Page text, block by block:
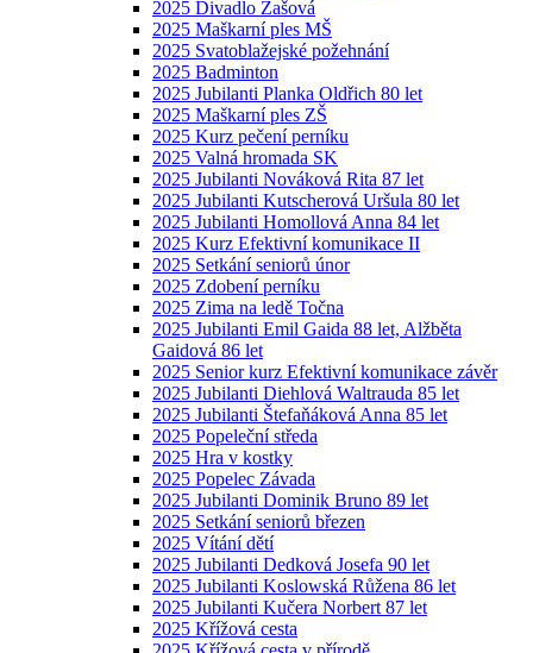
2025 Divadlo Zašová
2025 Maškarní ples MŠ
2025 Svatoblažejské požehnání
2025 Badminton
2025 Jubilanti Planka Oldřich 80 let
2025 Maškarní ples ZŠ
2025 Kurz pečení perníku
2025 Valná hromada SK
2025 Jubilanti Nováková Rita 87 let
2025 Jubilanti Kutscherová Uršula 80 let
2025 Jubilanti Homollová Anna 84 let
2025 Kurz Efektivní komunikace II
2025 Setkání seniorů únor
2025 Zdobení perníku
2025 Zima na ledě Točna
2025 Jubilanti Emil Gaida 88 let, Alžběta
Gaidová 86 let
2025 Senior kurz Efektivní komunikace závěr
2025 Jubilanti Diehlová Waltrauda 85 let
2025 Jubilanti Štefaňáková Anna 85 let
2025 Popeleční středa
2025 Hra v kostky
2025 Popelec Závada
2025 Jubilanti Dominik Bruno 89 let
2025 Setkání seniorů březen
2025 Vítání dětí
2025 Jubilanti Dedková Josefa 90 let
2025 Jubilanti Koslowská Růžena 86 let
2025 Jubilanti Kučera Norbert 87 let
2025 Křížová cesta